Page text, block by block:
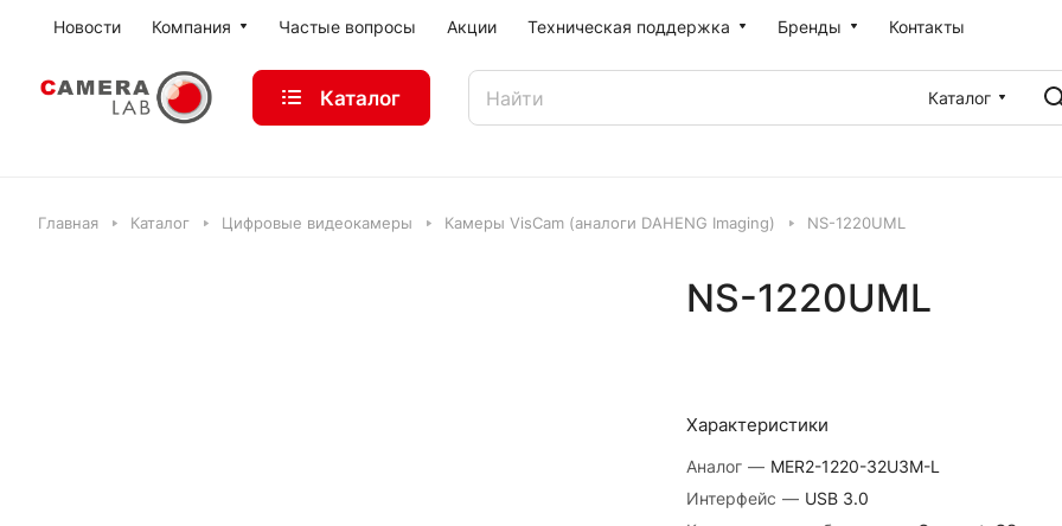
Новости Компания Частые вопросы Акции Техническая поддержка Бренды Контакты
Каталог Каталог
Главная Каталог Цифровые видеокамеры Камеры VisCam (аналоги DAHENG Imaging) NS-1220UML
NS-1220UML
Характеристики
Аналог — MER2-1220-32U3M-L
Интерфейс — USB 3.0